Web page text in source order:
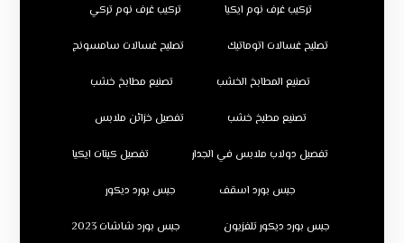
تركيب غرف نوم ايكيا تركيب غرف نوم تركي
تصليح غسالات اتوماتيك تصليح غسالات سامسونج
تصنيع المطابخ الخشب تصنيع مطابخ خشب
تصنيع مطبخ خشب تفصيل خزائن ملابس
تفصيل دولاب ملابس في الجدار تفصيل كبتات ايكيا
جبس بورد اسقف جبس بورد ديكور
جبس بورد ديكور تلفزيون جبس بورد شاشات 2023